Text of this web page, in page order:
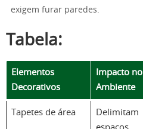
exigem furar paredes.
Tabela:
Elementos
Decorativos
Impacto no
Ambiente
Tapetes de área
Delimitam
espaços